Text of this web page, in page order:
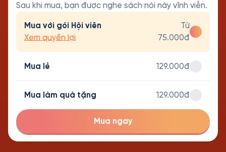
Sau khi mua, bạn được nghe sách nói này vĩnh viễn.
Mua với gói Hội viên
Xem quyền lợi
Từ
75.000đ
Mua lẻ 129.000đ
Mua làm quà tặng 129.000đ
Mua ngay